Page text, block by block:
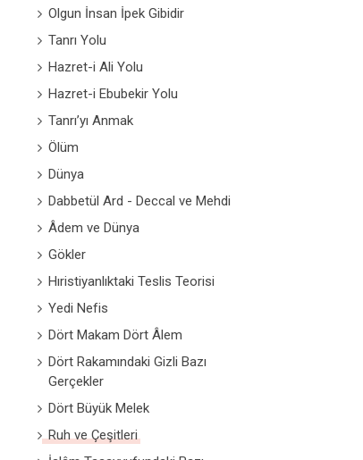
Olgun İnsan İpek Gibidir
Tanrı Yolu
Hazret-i Ali Yolu
Hazret-i Ebubekir Yolu
Tanrı’yı Anmak
Ölüm
Dünya
Dabbetül Ard - Deccal ve Mehdi
Âdem ve Dünya
Gökler
Hıristiyanlıktaki Teslis Teorisi
Yedi Nefis
Dört Makam Dört Âlem
Dört Rakamındaki Gizli Bazı
Gerçekler
Dört Büyük Melek
Ruh ve Çeşitleri